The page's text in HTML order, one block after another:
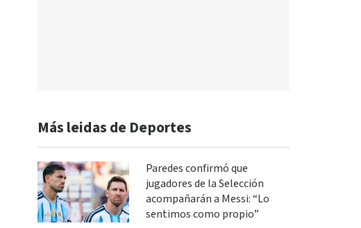
Más leidas de Deportes
Paredes confirmó que
jugadores de la Selección
acompañarán a Messi: “Lo
sentimos como propio”